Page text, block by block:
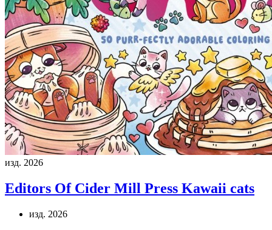
изд. 2026
Editors Of Cider Mill Press Kawaii cats
изд. 2026